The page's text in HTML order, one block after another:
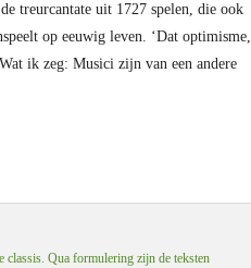
treurcantate uit 1727 spelen, die ook
op eeuwig leven. ‘Dat optimisme,
ik zeg: Musici zijn van een andere
Qua formulering zijn de teksten